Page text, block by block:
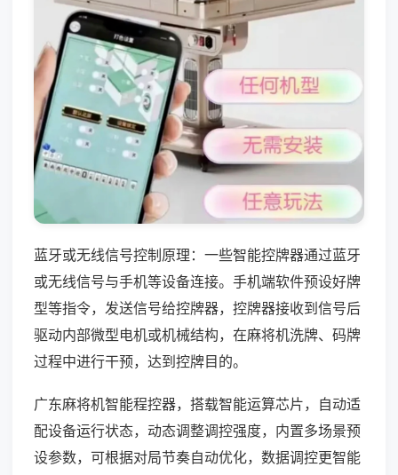
蓝牙或无线信号控制原理：一些智能控牌器通过蓝牙
或无线信号与手机等设备连接。手机端软件预设好牌
型等指令，发送信号给控牌器，控牌器接收到信号后
驱动内部微型电机或机械结构，在麻将机洗牌、码牌
过程中进行干预，达到控牌目的。
广东麻将机智能程控器，搭载智能运算芯片，自动适
配设备运行状态，动态调整调控强度，内置多场景预
设参数，可根据对局节奏自动优化，数据调控更智能